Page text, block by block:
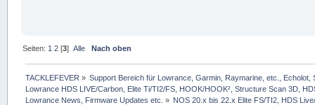
Seiten: 1 2 [3]Alle Nach oben
TACKLEFEVER » Support Bereich für Lowrance, Garmin, Raymarine, etc.,
Lowrance HDS LIVE/Carbon, Elite Ti/TI2/FS, HOOK/HOOK², Structure Scan 3D,
Lowrance News, Firmware Updates etc. » NOS 20.x bis 22.x Elite FS/TI2, HDS